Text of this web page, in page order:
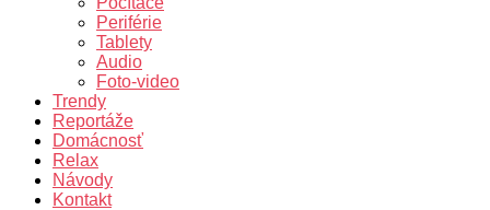
Periférie
Tablety
Audio
Foto-video
Trendy
Reportáže
Domácnosť
Relax
Návody
Kontakt